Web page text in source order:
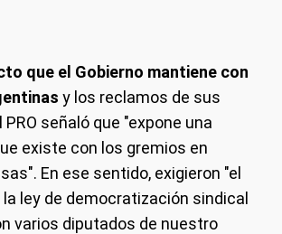
que el Gobierno mantiene con
y los reclamos de sus
señaló que "expone una
existe con los gremios en
En ese sentido, exigieron "el
ley de democratización sindical
varios diputados de nuestro